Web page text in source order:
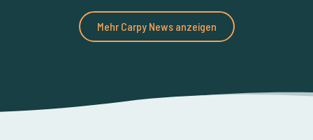
Mehr Carpy News anzeigen